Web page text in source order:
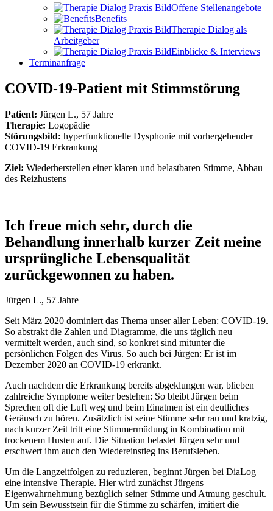
Offene Stellenangebote
Benefits
Therapie Dialog als
Arbeitgeber
Einblicke & Interviews
Terminanfrage
COVID-19-Patient mit Stimmstörung
Patient: Jürgen L., 57 Jahre
Therapie: Logopädie
Störungsbild: hyperfunktionelle Dysphonie mit vorhergehender
COVID-19 Erkrankung
Ziel: Wiederherstellen einer klaren und belastbaren Stimme, Abbau
des Reizhustens
Ich freue mich sehr, durch die
Behandlung innerhalb kurzer Zeit meine
ursprüngliche Lebensqualität
zurückgewonnen zu haben.
Jürgen L., 57 Jahre
Seit März 2020 dominiert das Thema unser aller Leben: COVID-19.
So abstrakt die Zahlen und Diagramme, die uns täglich neu
vermittelt werden, auch sind, so konkret sind mitunter die
persönlichen Folgen des Virus. So auch bei Jürgen: Er ist im
Dezember 2020 an COVID-19 erkrankt.
Auch nachdem die Erkrankung bereits abgeklungen war, blieben
zahlreiche Symptome weiter bestehen: So bleibt Jürgen beim
Sprechen oft die Luft weg und beim Einatmen ist ein deutliches
Geräusch zu hören. Zusätzlich ist seine Stimme sehr rau und kratzig,
nach kurzer Zeit tritt eine Stimmermüdung in Kombination mit
trockenem Husten auf. Die Situation belastet Jürgen sehr und
erschwert ihm auch den Wiedereinstieg ins Berufsleben.
Um die Langzeitfolgen zu reduzieren, beginnt Jürgen bei DiaLog
eine intensive Therapie. Hier wird zunächst Jürgens
Eigenwahrnehmung bezüglich seiner Stimme und Atmung geschult.
Um sein Bewusstsein für die Stimme zu schärfen, imitiert die